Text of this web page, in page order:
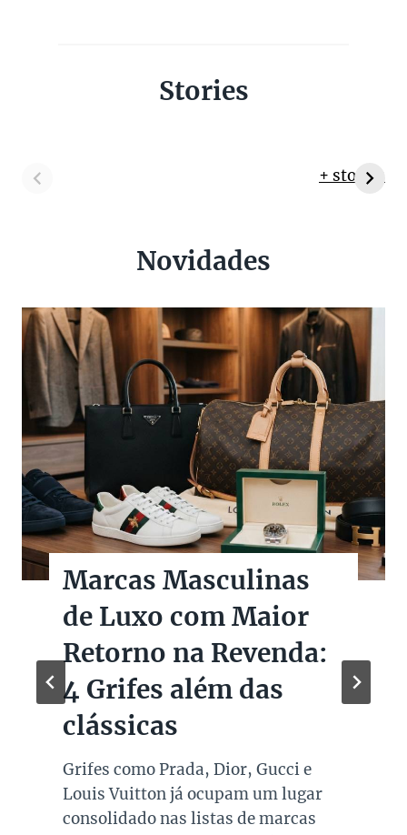
Stories
+ stories
Novidades
Marcas Masculinas
de Luxo com Maior
Retorno na Revenda:
4 Grifes além das
clássicas
Grifes como Prada, Dior, Gucci e
Louis Vuitton já ocupam um lugar
consolidado nas listas de marcas